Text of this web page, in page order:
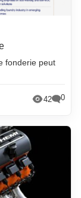
fonderie peut
42 0